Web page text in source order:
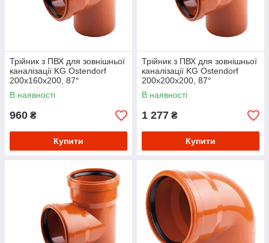
Трійник з ПВХ для зовнішньої
каналізації KG Ostendorf
200х160х200, 87°
В наявності
960 ₴
Купити
Трійник з ПВХ для зовнішньої
каналізації KG Ostendorf
200х200х200, 87°
В наявності
1 277 ₴
Купити